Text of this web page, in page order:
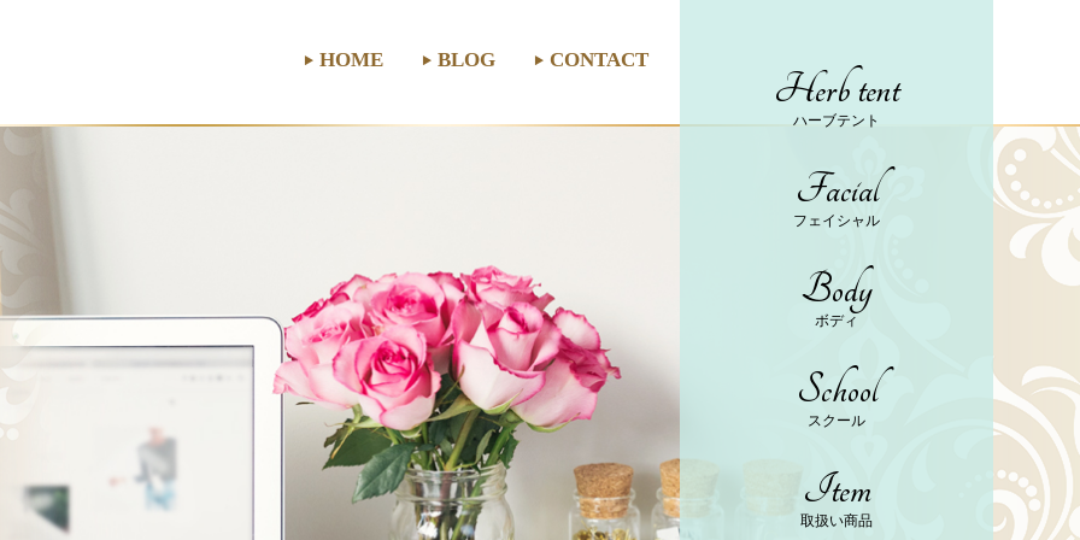
HOME BLOG CONTACT
Herb tent
ハーブテント
Facial
フェイシャル
Body
ボディ
School
スクール
Item
取扱い商品